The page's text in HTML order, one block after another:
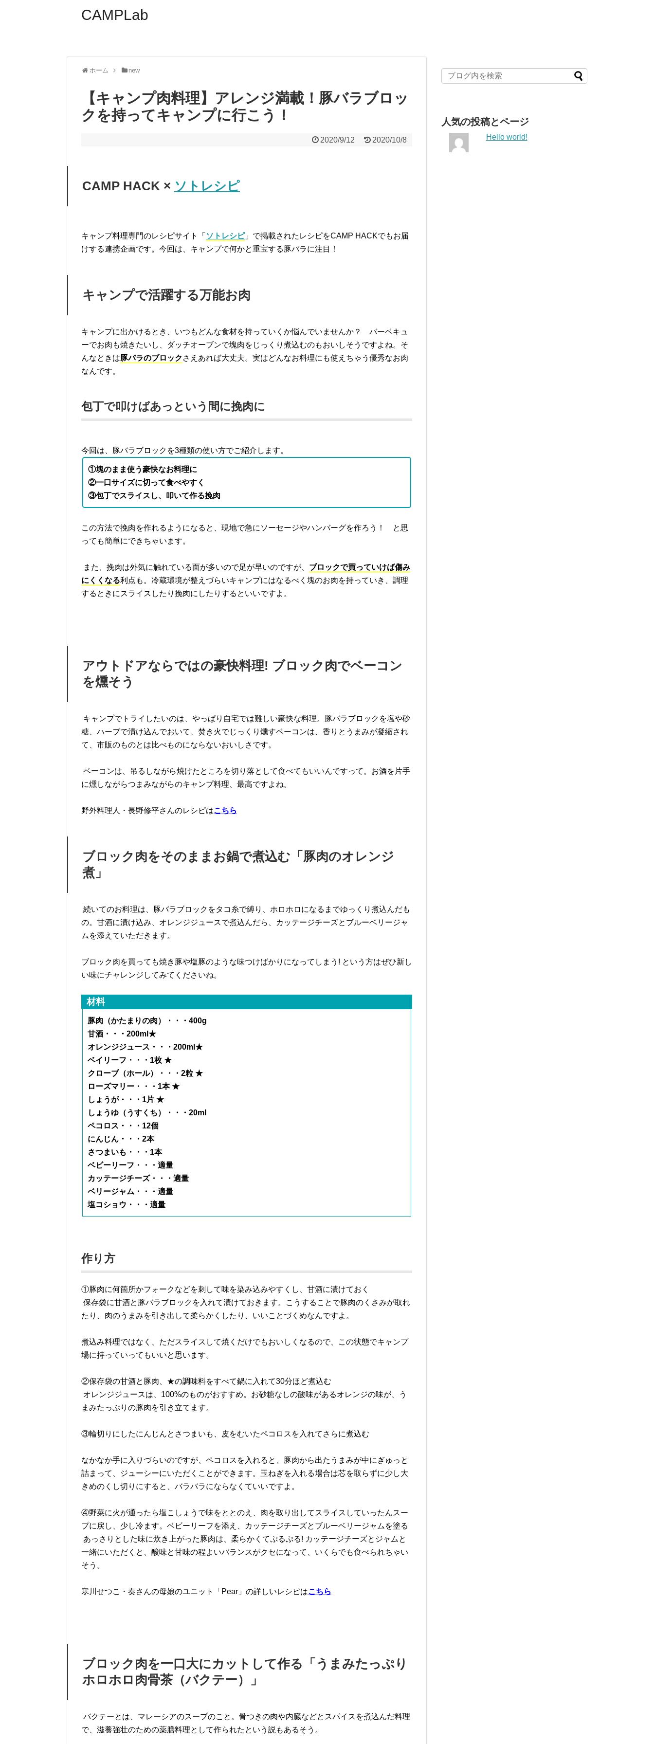
CAMPLab
ホーム new
【キャンプ肉料理】アレンジ満載！豚バラブロッ
クを持ってキャンプに行こう！
2020/9/12 2020/10/8
CAMP HACK × ソトレシピ
キャンプ料理専門のレシピサイト「 ソトレシピ」で掲載されたレシピをCAMP HACKでもお届
けする連携企画です。今回は、キャンプで何かと重宝する豚バラに注目！
キャンプで活躍する万能お肉
キャンプに出かけるとき、いつもどんな食材を持っていくか悩んでいませんか？ バーベキュ
ーでお肉も焼きたいし、ダッチオーブンで塊肉をじっくり煮込むのもおいしそうですよね。そ
んなときは豚バラのブロック さえあれば大丈夫。実はどんなお料理にも使えちゃう優秀なお肉
なんです。
包丁で叩けばあっという間に挽肉に
今回は、豚バラブロックを3種類の使い方でご紹介します。
①塊のまま使う豪快なお料理に
②一口サイズに切って食べやすく
③包丁でスライスし、叩いて作る挽肉
この方法で挽肉を作れるようになると、現地で急にソーセージやハンバーグを作ろう！ と思
っても簡単にできちゃいます。
また、挽肉は外気に触れている面が多いので足が早いのですが、 ブロックで買っていけば傷み
にくくなる利点も。冷蔵環境が整えづらいキャンプにはなるべく塊のお肉を持っていき、調理
するときにスライスしたり挽肉にしたりするといいですよ。
アウトドアならではの豪快料理! ブロック肉でベーコン
を燻そう
キャンプでトライしたいのは、やっぱり自宅では難しい豪快な料理。豚バラブロックを塩や砂
糖、ハーブで漬け込んでおいて、焚き火でじっくり燻すベーコンは、香りとうまみが凝縮され
て、市販のものとは比べものにならないおいしさです。
ベーコンは、吊るしながら焼けたところを切り落として食べてもいいんですって。お酒を片手
に燻しながらつまみながらのキャンプ料理、最高ですよね。
野外料理人・長野修平さんのレシピはこちら
ブロック肉をそのままお鍋で煮込む「豚肉のオレンジ
煮」
続いてのお料理は、豚バラブロックをタコ糸で縛り、ホロホロになるまでゆっくり煮込んだも
の。甘酒に漬け込み、オレンジジュースで煮込んだら、カッテージチーズとブルーベリージャ
ムを添えていただきます。
ブロック肉を買っても焼き豚や塩豚のような味つけばかりになってしまう! という方はぜひ新し
い味にチャレンジしてみてくださいね。
材料
豚肉（かたまりの肉）・・・400g
甘酒・・・200ml★
オレンジジュース・・・200ml★
ベイリーフ・・・1枚 ★
クローブ（ホール）・・・2粒 ★
ローズマリー・・・1本 ★
しょうが・・・1片 ★
しょうゆ（うすくち）・・・20ml
ペコロス・・・12個
にんじん・・・2本
さつまいも・・・1本
ベビーリーフ・・・適量
カッテージチーズ・・・適量
ベリージャム・・・適量
塩コショウ・・・適量
作り方
①豚肉に何箇所かフォークなどを刺して味を染み込みやすくし、甘酒に漬けておく
保存袋に甘酒と豚バラブロックを入れて漬けておきます。こうすることで豚肉のくさみが取れ
たり、肉のうまみを引き出して柔らかくしたり、いいことづくめなんですよ。
煮込み料理ではなく、ただスライスして焼くだけでもおいしくなるので、この状態でキャンプ
場に持っていってもいいと思います。
②保存袋の甘酒と豚肉、★の調味料をすべて鍋に入れて30分ほど煮込む
オレンジジュースは、100%のものがおすすめ。お砂糖なしの酸味があるオレンジの味が、う
まみたっぷりの豚肉を引き立てます。
③輪切りにしたにんじんとさつまいも、皮をむいたペコロスを入れてさらに煮込む
なかなか手に入りづらいのですが、ペコロスを入れると、豚肉から出たうまみが中にぎゅっと
詰まって、ジューシーにいただくことができます。玉ねぎを入れる場合は芯を取らずに少し大
きめのくし切りにすると、バラバラにならなくていいですよ。
④野菜に火が通ったら塩こしょうで味をととのえ、肉を取り出してスライスしていったんスー
プに戻し、少し冷ます。ベビーリーフを添え、カッテージチーズとブルーベリージャムを塗る
あっさりとした味に炊き上がった豚肉は、柔らかくてぷるぷる! カッテージチーズとジャムと
一緒にいただくと、酸味と甘味の程よいバランスがクセになって、いくらでも食べられちゃい
そう。
寒川せつこ・奏さんの母娘のユニット「Pear」の詳しいレシピはこちら
ブロック肉を一口大にカットして作る「うまみたっぷり
ホロホロ肉骨茶（バクテー）」
バクテーとは、マレーシアのスープのこと。骨つきの肉や内臓などとスパイスを煮込んだ料理
で、滋養強壮のための薬膳料理として作られたという説もあるそう。
人気の投稿とページ
Hello world!